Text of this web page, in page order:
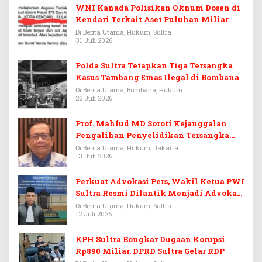
WNI Kanada Polisikan Oknum Dosen di
Kendari Terkait Aset Puluhan Miliar
Di Berita Utama, Hukum, Sultra
31 Juli 2026
Polda Sultra Tetapkan Tiga Tersangka
Kasus Tambang Emas Ilegal di Bombana
Di Berita Utama, Bombana, Hukum
26 Juli 2026
Prof. Mahfud MD Soroti Kejanggalan
Pengalihan Penyelidikan Tersangka
Febrie Adriansyah
Di Berita Utama, Hukum, Jakarta
13 Juli 2026
Perkuat Advokasi Pers, Wakil Ketua PWI
Sultra Resmi Dilantik Menjadi Advokat
PERADI
Di Berita Utama, Hukum, Sultra
12 Juli 2026
KPH Sultra Bongkar Dugaan Korupsi
Rp890 Miliar, DPRD Sultra Gelar RDP